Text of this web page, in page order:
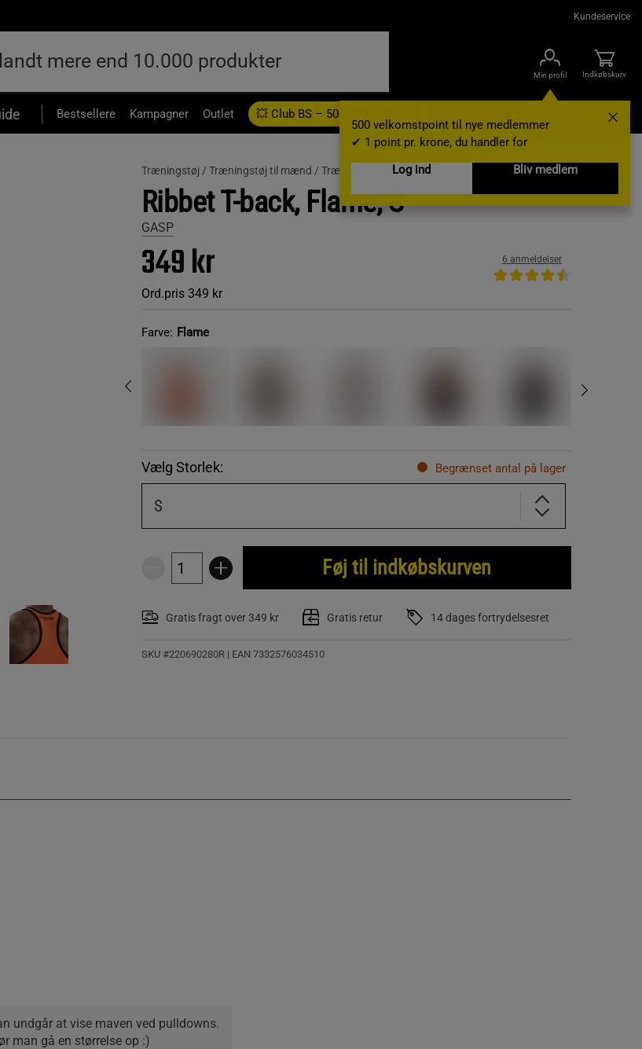
Kundeservice
Min profil
500 velkomstpoint til nye medlemmer
✔ 1 point pr. krone, du handler for
Log ind
Bliv medlem
Indkøbskurv
Bestsellere Kampagner Outlet 💥 Club BS – 500 velkomstpoint Gavekort
Træningstøj / Træningstøj til mænd / Træningstoppe
Ribbet T-back, Flame, S
GASP
349 kr
Ord.pris 349 kr
6 anmeldelser
Farve: Flame
Vælg Storlek: Begrænset antal på lager
S
Føj til indkøbskurven
Gratis fragt over 349 kr Gratis retur 14 dages fortrydelsesret
SKU #220690280R | EAN 7332576034510
undgår at vise maven ved pulldowns.
man gå en størrelse op :)